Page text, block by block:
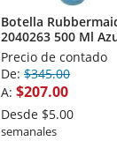
Botella
2040263 500 Ml
Precio de contado
De: $345.00
A: $207.00
Desde $5.00
semanales